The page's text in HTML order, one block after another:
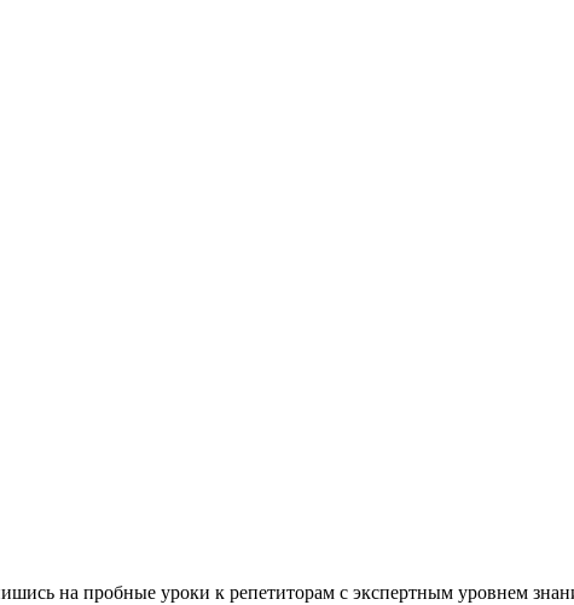
на пробные уроки к репетиторам с экспертным уровнем